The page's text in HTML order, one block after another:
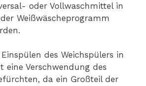
oder Vollwaschmittel in
Weißwäscheprogramm
des Weichspülers in
eine Verschwendung des
da ein Großteil der